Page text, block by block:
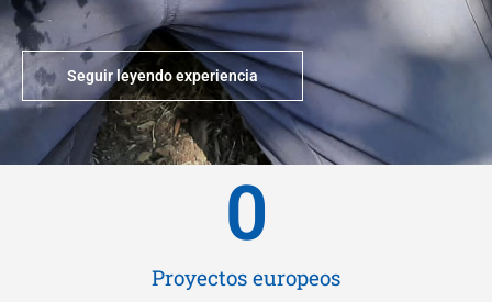
Seguir leyendo experiencia
Proyectos europeos
0